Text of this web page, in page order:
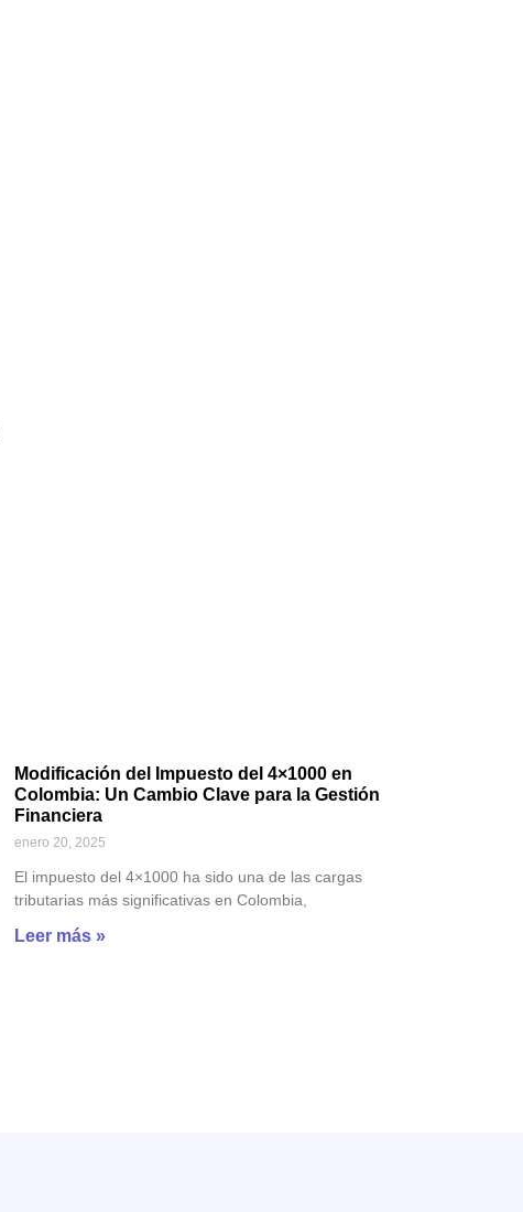
Modificación del Impuesto del 4×1000 en
Colombia: Un Cambio Clave para la Gestión
Financiera
enero 20, 2025
El impuesto del 4×1000 ha sido una de las cargas
tributarias más significativas en Colombia,
Leer más »